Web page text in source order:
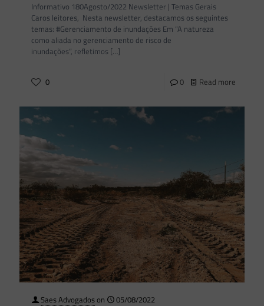
Informativo 180Agosto/2022 Newsletter | Temas Gerais
Caros leitores, Nesta newsletter, destacamos os seguintes
temas: #Gerenciamento de inundações Em “A natureza
como aliada no gerenciamento de risco de
inundações”, refletimos […]
0 0 Read more
Saes Advogadoson
05/08/2022